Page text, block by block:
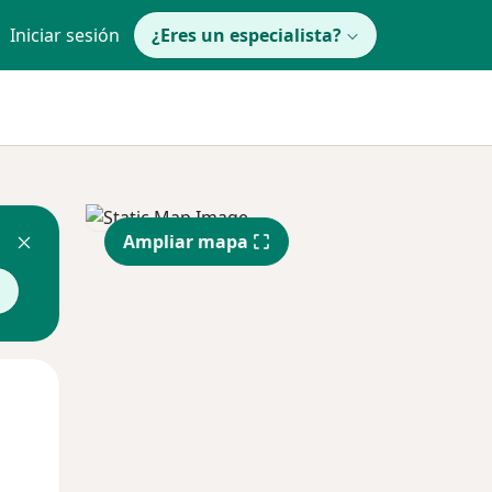
Iniciar sesión ¿Eres un especialista?
Ampliar mapa